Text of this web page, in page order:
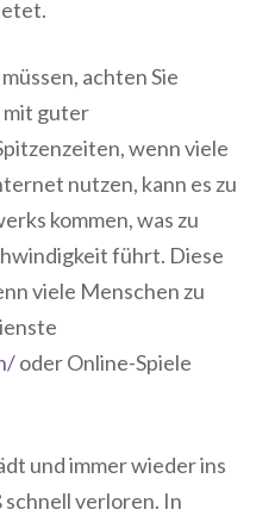
achten Sie
mit guter
wenn viele
nutzen, kann es zu
kommen, was zu
führt. Diese
viele Menschen zu
oder Online-Spiele
und immer wieder ins
verloren. In